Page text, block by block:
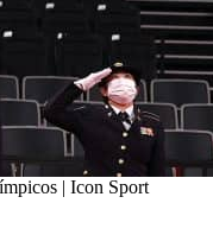
| Icon Sport